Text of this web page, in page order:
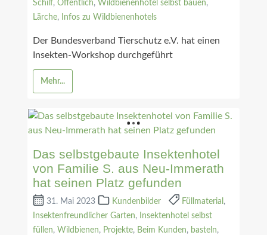
Schilf, Öffentlich, Wildbienenhotel selbst bauen,
Lärche, Infos zu Wildbienenhotels
Der Bundesverband Tierschutz e.V. hat einen
Insekten-Workshop durchgeführt
Mehr...
Das selbstgebaute Insektenhotel
von Familie S. aus Neu-Immerath
hat seinen Platz gefunden
31. Mai 2023 Kundenbilder Füllmaterial ,
Insektenfreundlicher Garten,
Insektenhotel selbst
füllen, Wildbienen, Projekte, Beim Kunden, basteln,